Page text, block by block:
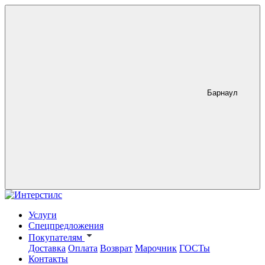
Барнаул
Услуги
Спецпредложения
Покупателям
Доставка Оплата Возврат Марочник ГОСТы
Контакты